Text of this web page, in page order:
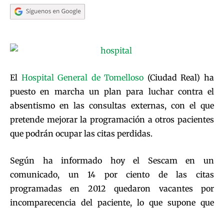
El Hospital General de Tomelloso (Ciudad Real) ha
puesto en marcha un plan para luchar contra el
absentismo en las consultas externas, con el que
pretende mejorar la programación a otros pacientes
que podrán ocupar las citas perdidas.
Según ha informado hoy el Sescam en un
comunicado, un 14 por ciento de las citas
programadas en 2012 quedaron vacantes por
incomparecencia del paciente, lo que supone que